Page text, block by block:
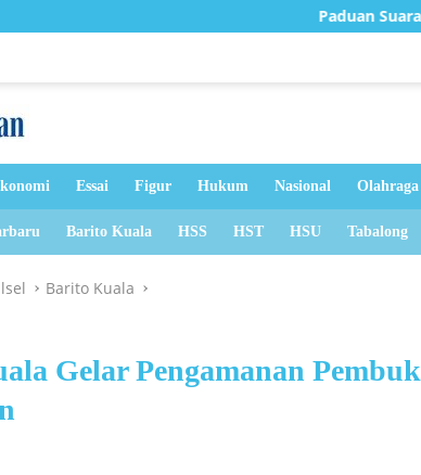
Paduan Suara TP-PKK Tanah
Essai Figur Hukum Nasional Olahraga
Barito Kuala HSS HST HSU Tabalong
Barito Kuala
Gelar Pengamanan